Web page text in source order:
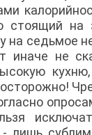
стоящий на
на седьмое
иначе не